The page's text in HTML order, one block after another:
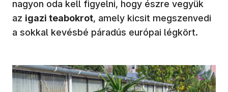
nagyon oda kell figyelni, hogy észre vegyük
az igazi teabokrot, amely kicsit megszenvedi
a sokkal kevésbé páradús európai légkört.